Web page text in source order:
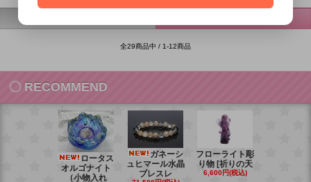
全29商品中 / 1-12商品
RECOMMEND
ロータス
オルゴナイト
（小物入れ
ガネーシ
ュヒマール水晶
ブレスレ
フローライト彫
り物 [祈りの天
6,600円(税込)